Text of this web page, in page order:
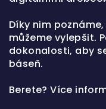
Díky nim
můžeme vylepšit.
dokonalosti, aby
báseň.
Berete?Více
Kontakt
play@playt.cz